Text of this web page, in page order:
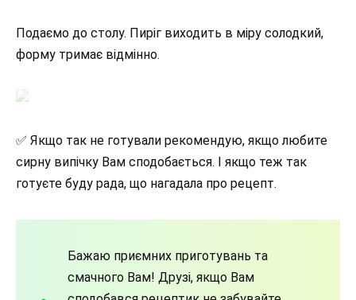
Подаємо до столу. Пиріг виходить в міру солодкий,
форму тримає відмінно.
✅ Якщо так не готували рекомендую, якщо любите
сирну випічку Вам сподобається. І якщо теж так
готуєте буду рада, що нагадала про рецепт.
Бажаю приємних приготувань та
смачного Вам! Друзі, якщо Вам